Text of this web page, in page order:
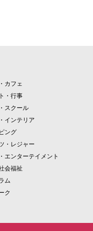
カフェ
・行事
スクール
インテリア
ング
・レジャー
エンターテイメント
会福祉
ム
ク